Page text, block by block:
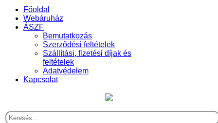
Főoldal
Webáruház
ÁSZF
Bemutatkozás
Szerződési feltételek
Szállítási, fizetési díjak és
feltételek
Adatvédelem
Kapcsolat